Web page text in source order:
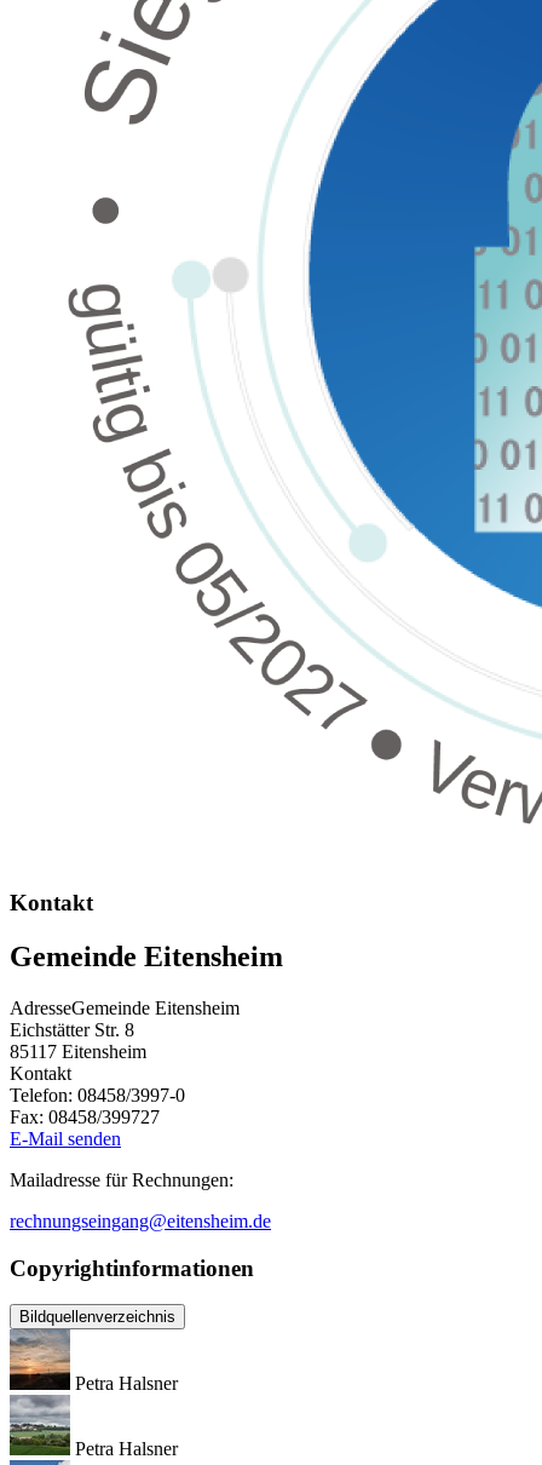
Kontakt
Gemeinde Eitensheim
AdresseGemeinde Eitensheim
Eichstätter Str. 8
85117 Eitensheim
Kontakt
Telefon: 08458/3997-0
Fax: 08458/399727
E-Mail senden
Mailadresse für Rechnungen:
rechnungseingang@eitensheim.de
Copyrightinformationen
Bildquellenverzeichnis
Petra Halsner
Petra Halsner